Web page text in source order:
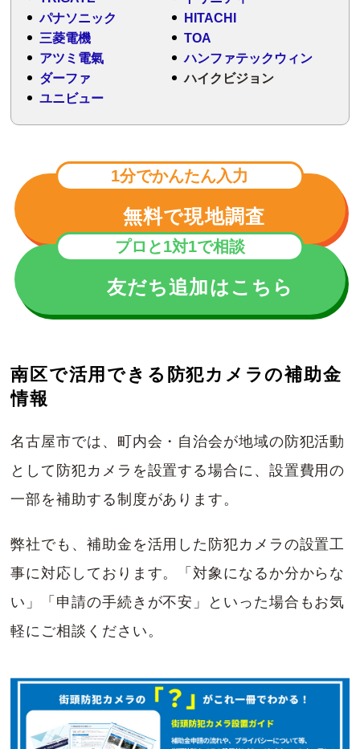
パナソニック
HITACHI
三菱電機
TOA
アツミ電氣
ハンファテックウィン
ダーファ
ハイクビジョン
ユニビュー
1分でかんたん入力
無料で現地調査
プロと1対1で相談
友だち追加はこちら
南区で活用できる防犯カメラの補助金
情報
名古屋市では、町内会・自治会が地域の防犯活動
として防犯カメラを設置する場合に、設置費用の
一部を補助する制度があります。
弊社でも、補助金を活用した防犯カメラの設置工
事に対応しております。「対象になるか分からな
い」「申請の手続きが不安」といった場合もお気
軽にご相談ください。